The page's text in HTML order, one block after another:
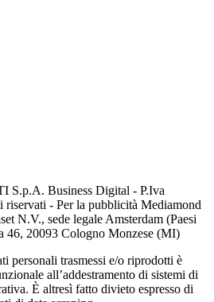
S.p.A. Business Digital - P.Iva
- Per la pubblicità Mediamond
N.V., sede legale Amsterdam (Paesi
46, 20093 Cologno Monzese (MI)
personali trasmessi e/o riprodotti è
all’addestramento di sistemi di
È altresì fatto divieto espresso di